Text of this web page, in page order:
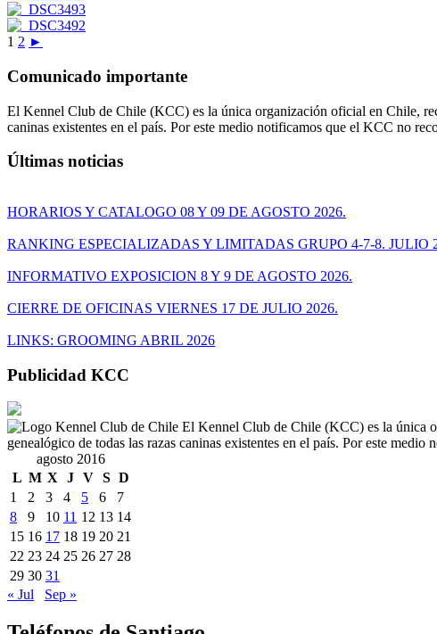
1 2 ►
Comunicado importante
El Kennel Club de Chile (KCC) es la única organización oficial en Chile,
caninas existentes en el país. Por este medio notificamos que el KCC no
Últimas noticias
HORARIOS Y CATALOGO 08 Y 09 DE AGOSTO 2026.
RANKING ESPECIALIZADAS Y LIMITADAS GRUPO 4-7-8. JULIO
INFORMATIVO EXPOSICION 8 Y 9 DE AGOSTO 2026.
CIERRE DE OFICINAS VIERNES 17 DE JULIO 2026.
LINKS: GROOMING ABRIL 2026
Publicidad KCC
El Kennel Club de Chile (KCC) es la única
genealógico de todas las razas caninas existentes en el país. Por este
agosto 2016
L M X J V S D
1
2 3 4 5 6
7
8
9 10 11 12 13 14
15 16 17 18 19 20 21
22 23 24 25 26 27 28
29 30 31
« Jul
Sep »